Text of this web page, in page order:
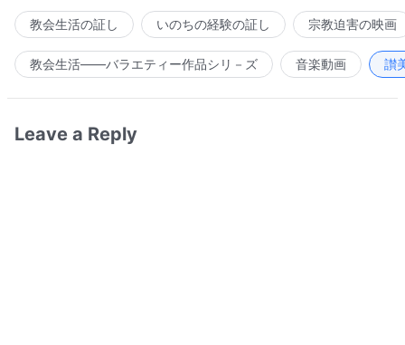
教会生活の証し いのちの経験の証し 宗教迫害の映画
教会生活――バラエティー作品シリ－ズ 音楽動画 讃
Leave a Reply